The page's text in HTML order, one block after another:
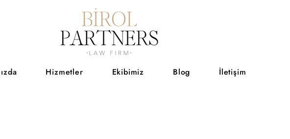
Hizmetler Ekibimiz Blog İletişim